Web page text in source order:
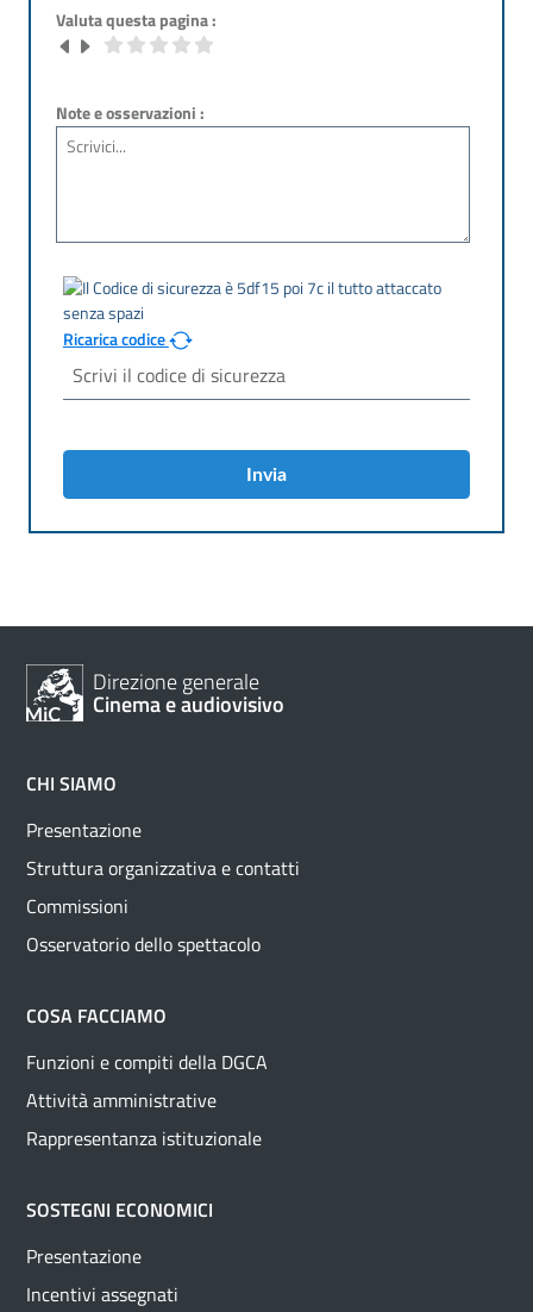
Valuta questa pagina :
Note e osservazioni :
Ricarica codice
Invia
Direzione generale
Cinema e audiovisivo
CHI SIAMO
Presentazione
Struttura organizzativa e contatti
Commissioni
Osservatorio dello spettacolo
COSA FACCIAMO
Funzioni e compiti della DGCA
Attività amministrative
Rappresentanza istituzionale
SOSTEGNI ECONOMICI
Presentazione
Incentivi assegnati